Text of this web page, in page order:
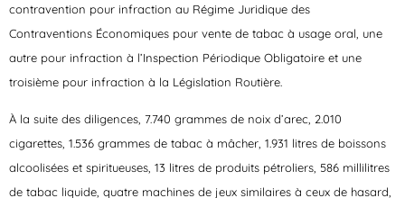
contravention pour infraction au Régime Juridique des
Contraventions Économiques pour vente de tabac à usage oral, une
autre pour infraction à l’Inspection Périodique Obligatoire et une
troisième pour infraction à la Législation Routière.
À la suite des diligences, 7.740 grammes de noix d’arec, 2.010
cigarettes, 1.536 grammes de tabac à mâcher, 1.931 litres de boissons
alcoolisées et spiritueuses, 13 litres de produits pétroliers, 586 millilitres
de tabac liquide, quatre machines de jeux similaires à ceux de hasard,